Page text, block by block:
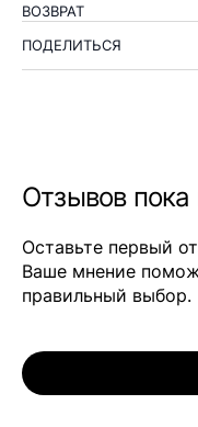
ВОЗВРАТ
ПОДЕЛИТЬСЯ
Отзывов пока
Оставьте первый
Ваше мнение
правильный выбор.